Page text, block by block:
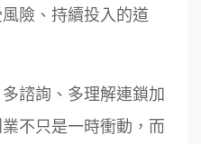
險、持續投入的道
諮詢、多理解連鎖加
不只是一時衝動，而